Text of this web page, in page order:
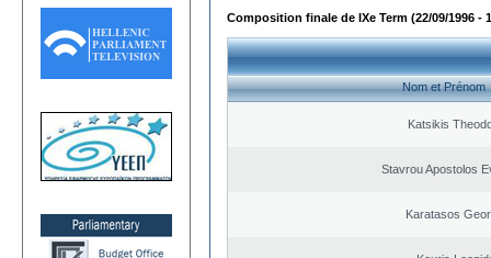
Composition finale de IXe Term (22/09/1996 -
Nom et Prénom
Katsikis
Stavrou Apostolos
Karatasos